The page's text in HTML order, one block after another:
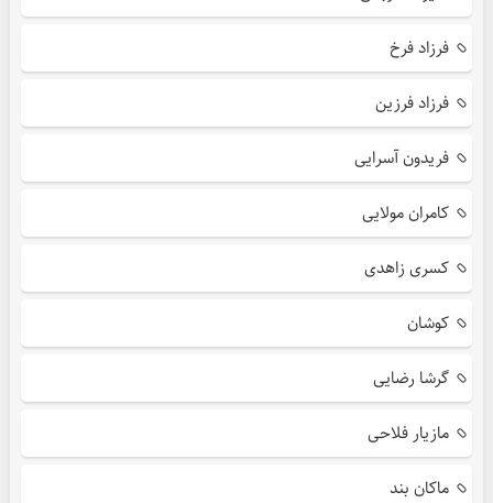
فرزاد فرخ
فرزاد فرزین
فریدون آسرایی
کامران مولایی
کسری زاهدی
کوشان
گرشا رضایی
مازیار فلاحی
ماکان بند